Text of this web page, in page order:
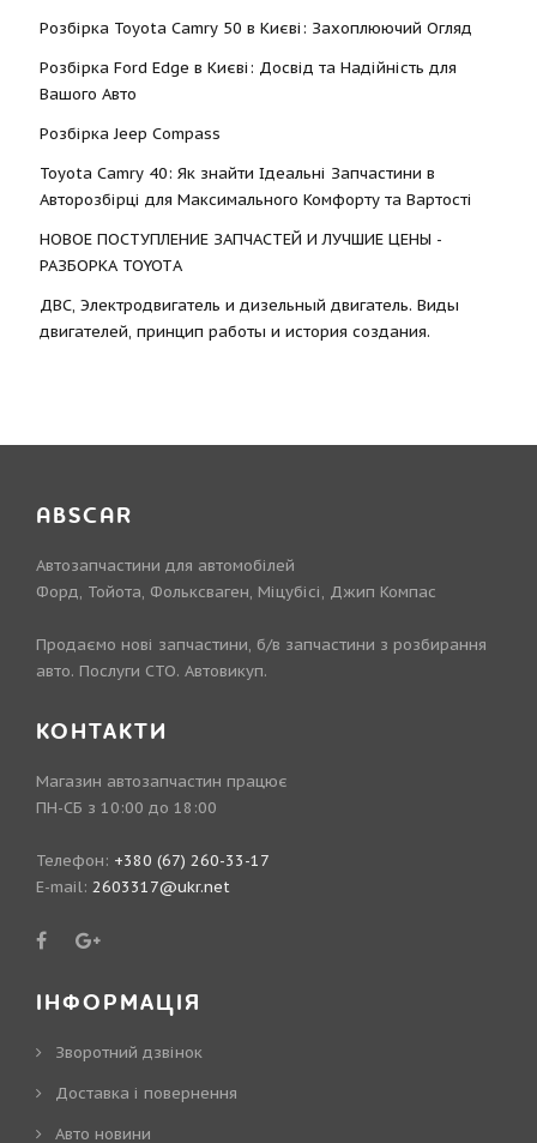
Розбірка Toyota Camry 50 в Києві: Захоплюючий Огляд
Розбірка Ford Edge в Києві: Досвід та Надійність для
Вашого Авто
Розбірка Jeep Compass
Toyota Camry 40: Як знайти Ідеальні Запчастини в
Авторозбірці для Максимального Комфорту та Вартості
НОВОЕ ПОСТУПЛЕНИЕ ЗАПЧАСТЕЙ И ЛУЧШИЕ ЦЕНЫ -
РАЗБОРКА TOYOTА
ДВС, Электродвигатель и дизельный двигатель. Виды
двигателей, принцип работы и история создания.
ABSCAR
Автозапчастини для автомобілей
Форд, Тойота, Фольксваген, Міцубісі, Джип Компас
Продаємо нові запчастини, б/в запчастини з розбирання
авто. Послуги СТО. Автовикуп.
КОНТАКТИ
Магазин автозапчастин працює
ПН-СБ з 10:00 до 18:00
Телефон: +380 (67) 260-33-17
E-mail: 2603317@ukr.net
ІНФОРМАЦІЯ
Зворотний дзвінок
Доставка і повернення
Авто новини